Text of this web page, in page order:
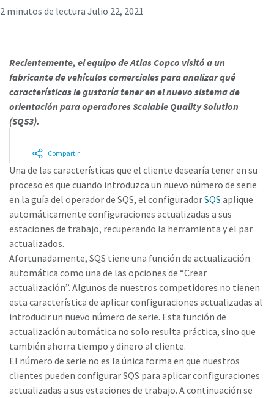
Ver todas nuestras industrias
Ver todo
¿Ha llegado el momento de calibrar?
Asegure su calidad y reduzca los defectos mediante la
calibración de herramientas y la calibración acreditada de
garantía de calidad.​
Calibre ahora sus herramientas correctamente.
Momentum Talks
Descubra las charlas inspiradoras y atractivas de Atlas
Copco
Ver
Documentación y recursos
2 minutos de lectura Julio 22, 2021
Recientemente, el equipo de Atlas Copco visitó a un
fabricante de vehículos comerciales para analizar qué
características le gustaría tener en el nuevo sistema de
orientación para operadores Scalable Quality Solution
(SQS3).
Compartir
Una de las características que el cliente desearía tener en su
proceso es que cuando introduzca un nuevo número de serie
en la guía del operador de SQS, el configuradorSQS aplique
automáticamente configuraciones actualizadas a sus
estaciones de trabajo, recuperando la herramienta y el par
actualizados.
Afortunadamente, SQS tiene una función de actualización
automática como una de las opciones de “Crear
actualización”. Algunos de nuestros competidores no tienen
esta característica de aplicar configuraciones actualizadas al
introducir un nuevo número de serie. Esta función de
actualización automática no solo resulta práctica, sino que
también ahorra tiempo y dinero al cliente.
El número de serie no es la única forma en que nuestros
clientes pueden configurar SQS para aplicar configuraciones
actualizadas a sus estaciones de trabajo. A continuación se